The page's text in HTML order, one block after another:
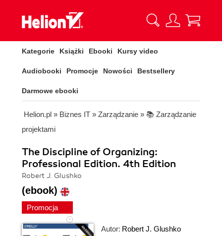
Kategorie Książki Ebooki Kursy video
Audiobooki Promocje Nowości Bestsellery
Darmowe ebooki
Helion.pl » Biznes IT » Zarządzanie » 📚 Zarządzanie
projektami
The Discipline of Organizing:
Professional Edition. 4th Edition
Robert J. Glushko
(ebook)
Promocja
Autor: Robert J. Glushko